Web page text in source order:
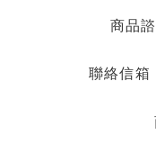
商品
聯絡信